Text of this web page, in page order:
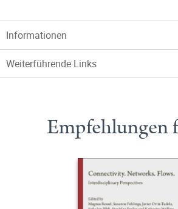
Informationen
Weiterführende Links
Empfehlungen